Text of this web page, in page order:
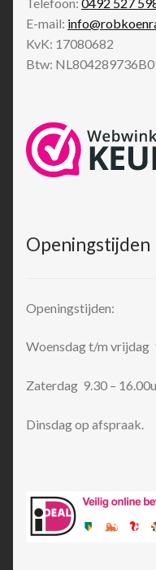
E-mail:
KvK: 17080682
Btw:
Openingstijden
Openingstijden:
Woensdag t/m vrijdag
Zaterdag 9.30 –
Dinsdag op afspraak.